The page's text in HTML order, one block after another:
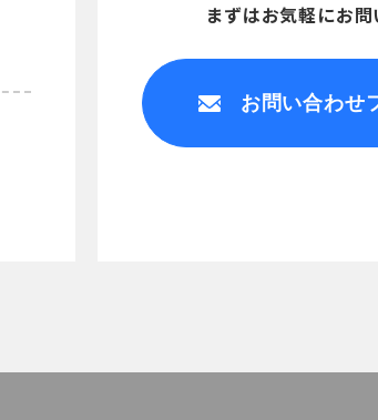
まずはお気軽にお問
お問い合わせ